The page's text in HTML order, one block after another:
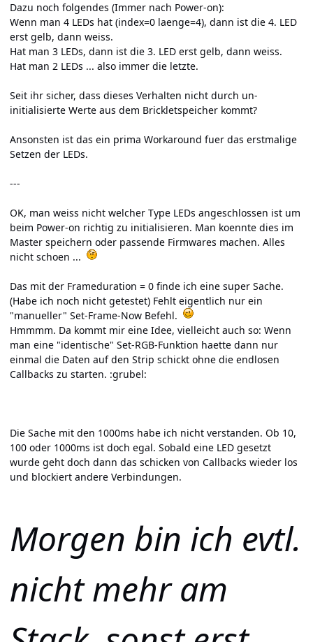
Dazu noch folgendes (Immer nach Power-on):
Wenn man 4 LEDs hat (index=0 laenge=4), dann ist die 4. LED
erst gelb, dann weiss.
Hat man 3 LEDs, dann ist die 3. LED erst gelb, dann weiss.
Hat man 2 LEDs ... also immer die letzte.
Seit ihr sicher, dass dieses Verhalten nicht durch un-
initialisierte Werte aus dem Brickletspeicher kommt?
Ansonsten ist das ein prima Workaround fuer das erstmalige
Setzen der LEDs.
---
OK, man weiss nicht welcher Type LEDs angeschlossen ist um
beim Power-on richtig zu initialisieren. Man koennte dies im
Master speichern oder passende Firmwares machen. Alles
nicht schoen ...
Das mit der Frameduration = 0 finde ich eine super Sache.
(Habe ich noch nicht getestet) Fehlt eigentlich nur ein
"manueller" Set-Frame-Now Befehl.
Hmmmm. Da kommt mir eine Idee, vielleicht auch so: Wenn
man eine "identische" Set-RGB-Funktion haette dann nur
einmal die Daten auf den Strip schickt ohne die endlosen
Callbacks zu starten. :grubel:
Die Sache mit den 1000ms habe ich nicht verstanden. Ob 10,
100 oder 1000ms ist doch egal. Sobald eine LED gesetzt
wurde geht doch dann das schicken von Callbacks wieder los
und blockiert andere Verbindungen.
Morgen bin ich evtl.
nicht mehr am